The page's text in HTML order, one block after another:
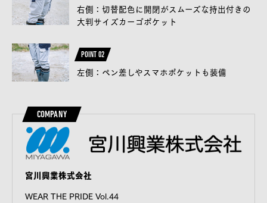
右側：切替配色に開閉がスムーズな持出付きの
大判サイズカーゴポケット
POINT 02
左側：ペン差しやスマホポケットも装備
COMPANY
宮川興業株式会社
WEAR THE PRIDE Vol.44